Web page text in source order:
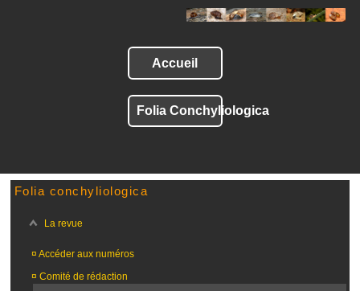
Accueil
Folia Conchyliologica
Folia conchyliologica
La revue
¤ Accéder aux numéros
¤ Comité de rédaction